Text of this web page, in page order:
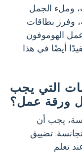
وملء الجمل
وفرز بطاقات
الهوموفون
أيضًا في هذا
التي يجب
ورقة عمل؟
يجب أن
5-10 أزواج متجانسة. تضييق
تعلم